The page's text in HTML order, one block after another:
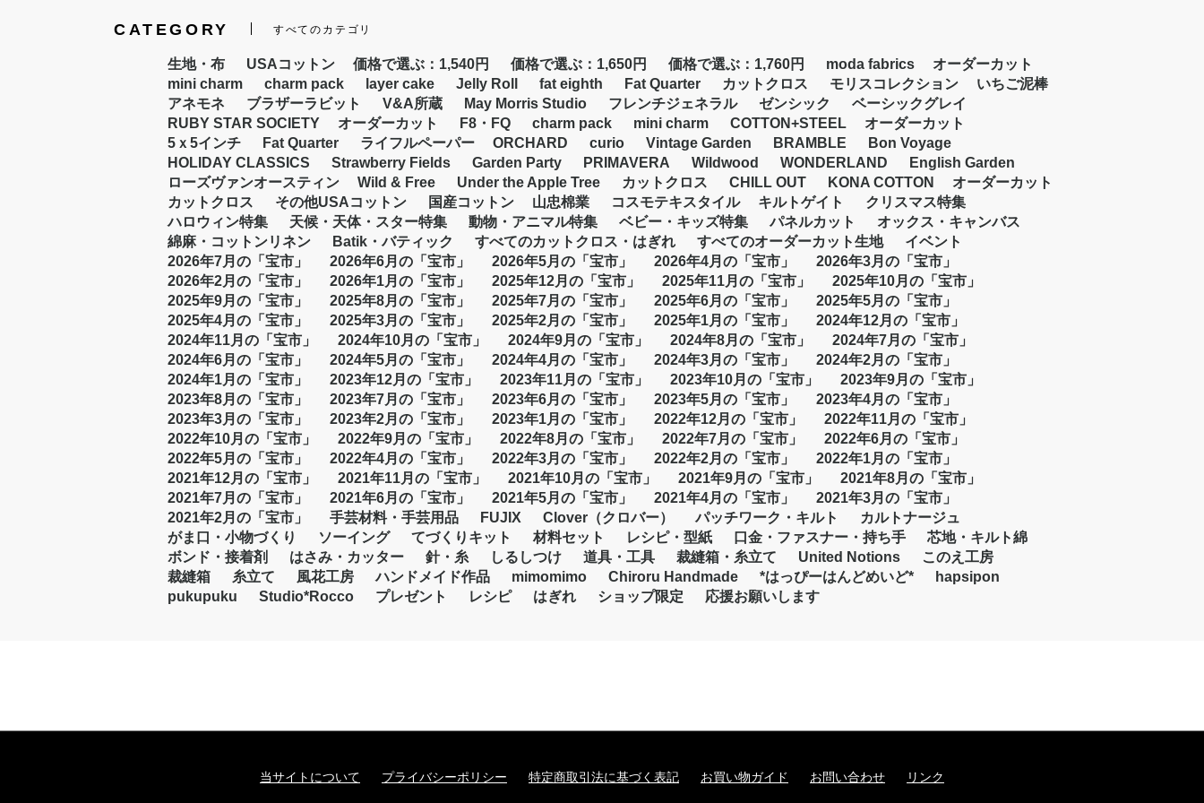
CATEGORY すべてのカテゴリ
生地・布 USAコットン 価格で選ぶ：1,540円 価格で選ぶ：1,650円 価格で選ぶ：1,760円 moda fabrics
オーダーカット
mini charm
charm pack layer cake Jelly Roll fat eighth Fat Quarter カットクロス モリスコレクション
いちご泥棒
アネモネ
ブラザーラビット V&A所蔵 May Morris Studio フレンチジェネラル ゼンシック
ベーシックグレイ
RUBY STAR SOCIETY
オーダーカット F8・FQ charm pack mini charm COTTON+STEEL
オーダーカット
5ｘ5インチ
Fat Quarter ライフルペーパー ORCHARD curio Vintage Garden BRAMBLE
Bon Voyage
HOLIDAY CLASSICS
Strawberry Fields Garden Party PRIMAVERA Wildwood WONDERLAND
English Garden
ローズヴァンオースティン
Wild & Free Under the Apple Tree カットクロス CHILL OUT KONA COTTON
オーダーカット
カットクロス
その他USAコットン 国産コットン 山忠棉業 コスモテキスタイル キルトゲイト
クリスマス特集
ハロウィン特集
天候・天体・スター特集 動物・アニマル特集 ベビー・キッズ特集 パネルカット
オックス・キャンバス
綿麻・コットンリネン
Batik・バティック すべてのカットクロス・はぎれ すべてのオーダーカット生地
イベント
2026年7月の「宝市」
2026年6月の「宝市」 2026年5月の「宝市」 2026年4月の「宝市」
2026年3月の「宝市」
2026年2月の「宝市」
2026年1月の「宝市」 2025年12月の「宝市」 2025年11月の「宝市」
2025年10月の「宝市」
2025年9月の「宝市」
2025年8月の「宝市」 2025年7月の「宝市」 2025年6月の「宝市」
2025年5月の「宝市」
2025年4月の「宝市」
2025年3月の「宝市」 2025年2月の「宝市」 2025年1月の「宝市」
2024年12月の「宝市」
2024年11月の「宝市」
2024年10月の「宝市」 2024年9月の「宝市」 2024年8月の「宝市」
2024年7月の「宝市」
2024年6月の「宝市」
2024年5月の「宝市」 2024年4月の「宝市」 2024年3月の「宝市」
2024年2月の「宝市」
2024年1月の「宝市」
2023年12月の「宝市」 2023年11月の「宝市」 2023年10月の「宝市」
2023年9月の「宝市」
2023年8月の「宝市」
2023年7月の「宝市」 2023年6月の「宝市」 2023年5月の「宝市」
2023年4月の「宝市」
2023年3月の「宝市」
2023年2月の「宝市」 2023年1月の「宝市」 2022年12月の「宝市」
2022年11月の「宝市」
2022年10月の「宝市」
2022年9月の「宝市」 2022年8月の「宝市」 2022年7月の「宝市」
2022年6月の「宝市」
2022年5月の「宝市」
2022年4月の「宝市」 2022年3月の「宝市」 2022年2月の「宝市」
2022年1月の「宝市」
2021年12月の「宝市」
2021年11月の「宝市」 2021年10月の「宝市」 2021年9月の「宝市」
2021年8月の「宝市」
2021年7月の「宝市」
2021年6月の「宝市」 2021年5月の「宝市」 2021年4月の「宝市」
2021年3月の「宝市」
2021年2月の「宝市」
手芸材料・手芸用品 FUJIX Clover（クロバー） パッチワーク・キルト
カルトナージュ
がま口・小物づくり
ソーイング てづくりキット 材料セット レシピ・型紙 口金・ファスナー・持ち手
芯地・キルト綿
ボンド・接着剤
はさみ・カッター 針・糸 しるしつけ 道具・工具 裁縫箱・糸立て United Notions
このえ工房
裁縫箱
糸立て 風花工房 ハンドメイド作品 mimomimo Chiroru Handmade *はっぴーはんどめいど*
hapsipon
pukupuku
Studio*Rocco プレゼント レシピ はぎれ ショップ限定 応援お願いします
当サイトについて プライバシーポリシー 特定商取引法に基づく表記 お買い物ガイド お問い合わせ リンク